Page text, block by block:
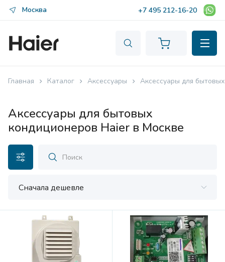
Москва +7 495 212-16-20
Главная Каталог Аксессуары Аксессуары для
Аксессуары для бытовых
кондиционеров Haier в Москве
Сначала дешевле